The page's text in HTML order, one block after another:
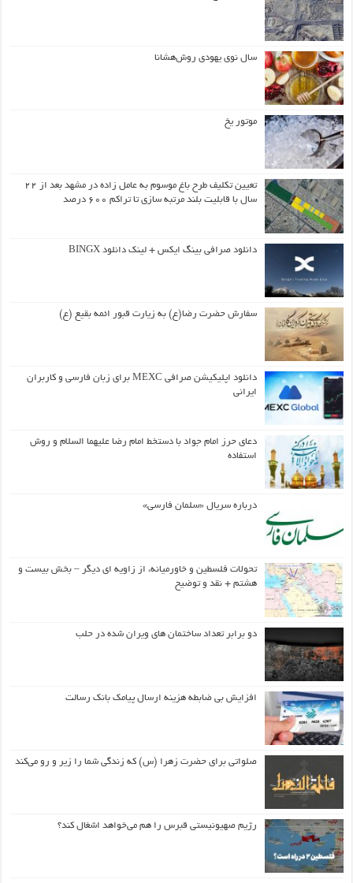
سال نوی یهودی روش‌هشانا
موتور یخ
تعیین تکلیف طرح باغ موسوم به عامل زاده در مشهد بعد از ۲۲
سال با قابلیت بلند مرتبه سازی تا تراکم ۶۰۰ درصد
دانلود صرافی بینگ ایکس + لینک دانلود BINGX
سفارش حضرت رضا(ع) به زیارت قبور ائمه بقیع (ع)
دانلود اپلیکیشن صرافی MEXC برای زبان فارسی و کاربران
ایرانی
دعای حرز امام جواد با دستخط امام رضا علیهما السلام و روش
استفاده
درباره سریال «سلمان فارسی»
تحولات فلسطین و خاورمیانه، از زاویه ای دیگر – بخش بیست و
هشتم + نقد و توضیح
دو برابر تعداد ساختمان های ویران شده در حلب
افزایش بی ضابطه هزینه ارسال پیامک بانک رسالت
صلواتی برای حضرت زهرا (س) که زندگی شما را زیر و رو می‌کند
رژیم صهیونیستی قبرس را هم می‌خواهد اشغال کند؟